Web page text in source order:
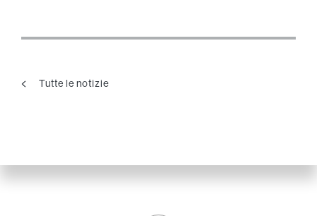
Tutte le notizie